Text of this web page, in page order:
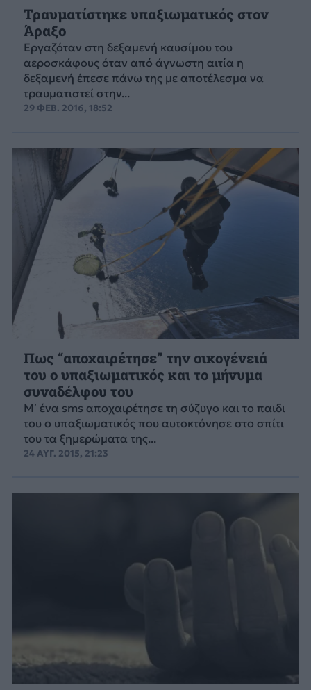
Τραυματίστηκε υπαξιωματικός στον
Άραξο
Εργαζόταν στη δεξαμενή καυσίμου του
αεροσκάφους όταν από άγνωστη αιτία η
δεξαμενή έπεσε πάνω της με αποτέλεσμα να
τραυματιστεί στην...
29 ΦΕΒ. 2016, 18:52
Πως “αποχαιρέτησε” την οικογένειά
του ο υπαξιωματικός και το μήνυμα
συναδέλφου του
Μ΄ ένα sms αποχαιρέτησε τη σύζυγο και το παιδι
του ο υπαξιωματικός που αυτοκτόνησε στο σπίτι
του τα ξημερώματα της...
24 ΑΥΓ. 2015, 21:23